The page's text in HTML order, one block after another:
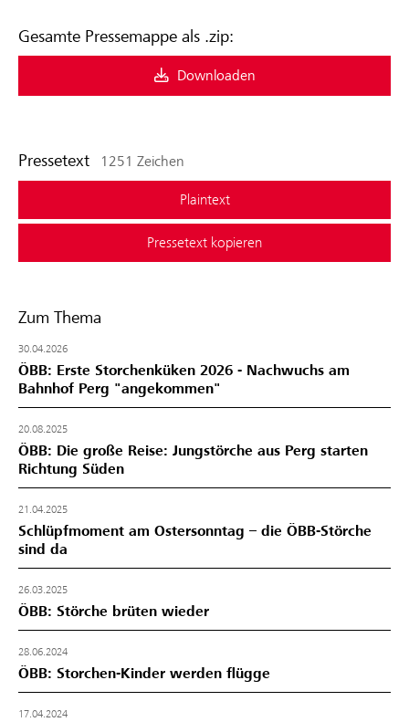
Gesamte Pressemappe als .zip:
Downloaden
Pressetext 1251 Zeichen
Plaintext
Pressetext kopieren
Zum Thema
30.04.2026
ÖBB: Erste Storchenküken 2026 - Nachwuchs am
Bahnhof Perg "angekommen"
20.08.2025
ÖBB: Die große Reise: Jungstörche aus Perg starten
Richtung Süden
21.04.2025
Schlüpfmoment am Ostersonntag – die ÖBB-Störche
sind da
26.03.2025
ÖBB: Störche brüten wieder
28.06.2024
ÖBB: Storchen-Kinder werden flügge
17.04.2024